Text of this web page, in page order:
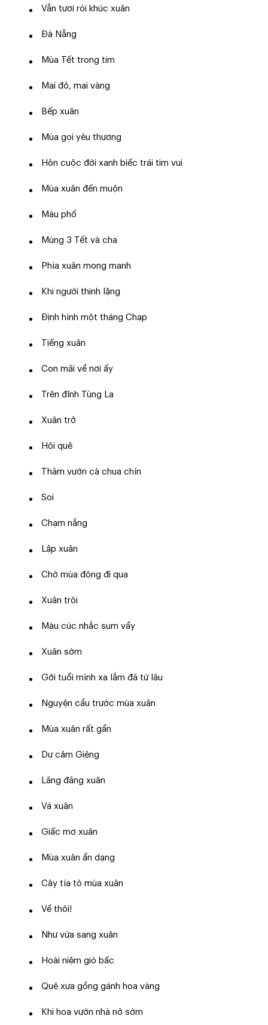
Vẫn tươi rói khúc xuân
Đà Nẵng
Mùa Tết trong tim
Mai đỏ, mai vàng
Bếp xuân
Mùa gọi yêu thương
Hôn cuộc đời xanh biếc trái tim vui
Mùa xuân đến muộn
Màu phố
Mùng 3 Tết và cha
Phía xuân mong manh
Khi người thinh lặng
Định hình một tháng Chạp
Tiếng xuân
Con mãi về nơi ấy
Trên đỉnh Tùng La
Xuân trở
Hỏi quê
Thăm vườn cà chua chín
Soi
Chạm nắng
Lập xuân
Chờ mùa đông đi qua
Xuân trôi
Màu cúc nhắc sum vầy
Xuân sớm
Gởi tuổi mình xa lắm đã từ lâu
Nguyện cầu trước mùa xuân
Mùa xuân rất gần
Dự cảm Giêng
Lãng đãng xuân
Vá xuân
Giấc mơ xuân
Mùa xuân ẩn dạng
Cây tía tô mùa xuân
Về thôi!
Như vừa sang xuân
Hoài niệm gió bấc
Quê xưa gồng gánh hoa vàng
Khi hoa vườn nhà nở sớm